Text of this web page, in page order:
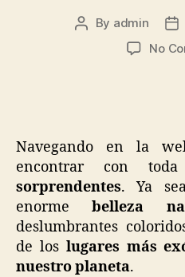
Post
By admin
No
Navegando en la
encontrar con
sorprendentes. Ya
enormebelleza
deslumbrantes
de los lugares más
nuestro planeta.